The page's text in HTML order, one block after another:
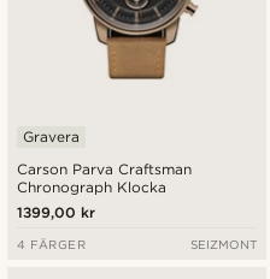
Carson Parva Craftsman
Chronograph Klocka
Gravera
1399,00 kr
4 FÄRGER SEIZMONT